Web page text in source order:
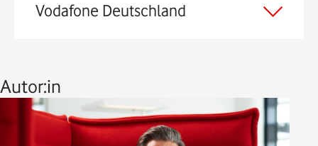
Vodafone Deutschland
Autor:in